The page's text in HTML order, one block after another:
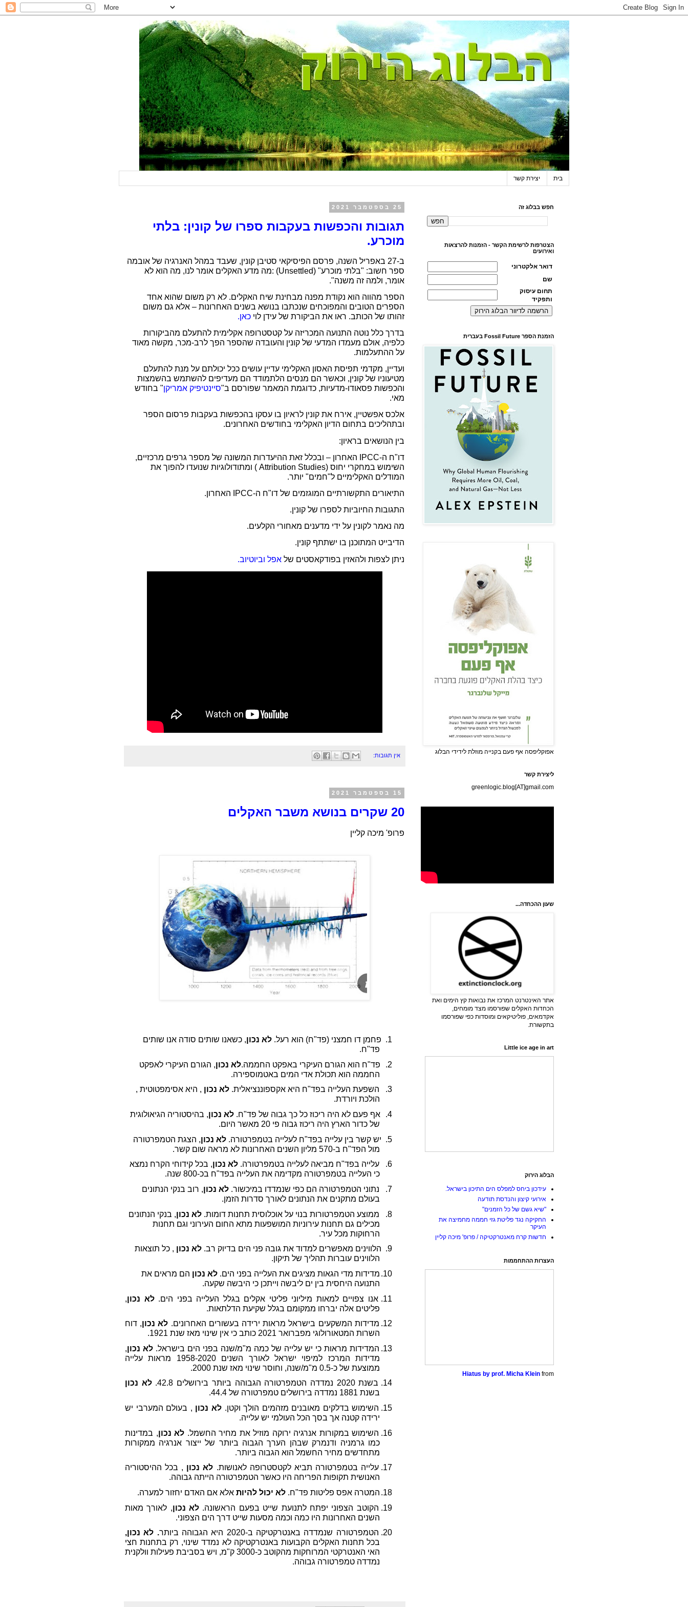
בית יצירת קשר
25 בספטמבר 2021
תגובות והכפשות בעקבות ספרו של קונין: בלתי
מוכרע.
ב-27 באפריל השנה, פרסם הפיסיקאי סטיבן קונין, שעבד במהל האנרגיה של אובמה
ספר חשוב: "בלתי מוכרע" (Unsettled) :מה מדע האקלים אומר לנו, מה הוא לא
אומר, ולמה זה משנה".
הספר מהווה הוא נקודת מפנה מבחינת שיח האקלים. לא רק משום שהוא אחד
הספרים הטובים והמפוכחים שנכתבו בנושא בשנים האחרונות – אלא גם משום
זהותו של הכותב. ראו את הביקורת של עידן לוי כאן.
בדרך כלל נוטה התנועה המכריזה על קטסטרופה אקלימית להתעלם מהביקורות
כלפיה, אולם מעמדו המדעי של קונין והעובדה שהספר הפך לרב-מכר, מקשה מאוד
על ההתעלמות.
ועדיין, מקדמי תפיסת האסון האקלימי עדיין עושים ככל יכולתם על מנת להתעלם
מטיעוניו של קונין, וכאשר הם מנסים הלתמודד הם מעדיפים להשתמש בהשמצות
והכפשות פסאודו-מדעיות, כדוגמת המאמר שפורסם ב"סיינטיפיק אמריקן" בחודש
מאי.
אלכס אפשטיין, אירח את קונין לראיון בו עסקו בהכפשות בעקבות פרסום הספר
ובתהליכים בתחום הדיון האקלימי בחודשים האחרונים.
בין הנושאים בראיון:
דו"ח ה-IPCC
האחרון – ובכלל זאת ההיעדרות המשונה של מספר גרפים מרכזיים,
השימוש במחקרי יחוס (Attribution Studies ) ומתודולוגיות שנועדו להפוך את
המודלים האקלימיים ל"חמים" יותר.
התיאורים התקשורתיים המוגזמים של דו"ח ה-IPCC
האחרון.
התגובות החיוביות לספרו של קונין.
מה נאמר לקונין על ידי מדענים מאחורי הקלעים.
הדיבייט המתוכנן בו ישתתף קונין.
ניתן לצפות ולהאזין בפודקאסטים של אפל וביוטיוב.
אין תגובות:
15 בספטמבר 2021
20 שקרים בנושא משבר האקלים
פרופ' מיכה קליין
1. פחמן דו חמצני (פד"ח) הוא רעל. לא נכון, כשאנו שותים סודה אנו שותים
פד"ח.
2.
פד"ח הוא הגורם העיקרי באפקט החממה.לא נכון, הגורם העיקרי לאפקט
החממה הוא תכולת אדי המים באטמוספירה.
3.
השפעת העלייה בפד"ח היא אקספוננציאלית. לא נכון , היא אסימפטוטית ,
הולכת ויורדת.
4.
אף פעם לא היה ריכוז כל כך גבוה של פד"ח. לא נכון, בהיסטוריה הגיאולוגית
של כדור הארץ היה ריכוז גבוה פי 20 מאשר היום.
5.
יש קשר בין עלייה בפד"ח לעלייה בטמפרטורה. לא נכון, הצגת הטמפרטורה
מול הפד"ח ב-570 מליון השנים האחרונות לא מראה שום קשר.
6.
עלייה בפד"ח מביאה לעלייה בטמפרטורה. לא נכון, בכל קידוחי הקרח נמצא
כי העלייה בטמפרטורה מקדימה את העלייה בפד"ח בכ-800 שנה.
7.
נתוני הטמפרטורה הם כפי שנמדדו במיכשור. לא נכון, רוב בנקי הנתונים
בעולם מתקנים את הנתונים לאורך סדרות הזמן.
8.
ממוצע הטמפרטורות בנוי על אוכלוסית תחנות דומות. לא נכון, בנקי הנתונים
מכילים גם תחנות עירוניות המושפעות מתא החום העירוני וגם תחנות
הרחוקות מכל עיר.
9.
הלווינים מאפשרים למדוד את גובה פני הים בדיוק רב. לא נכון , כל תוצאות
הלווינים עוברות תהליך של תיקון.
10. מדידות מדי הגאות מציגים את העלייה בפני הים. לא נכון הם מראים את
התנועה היחסית בין ים ליבשה וייתכן כי היבשה שקעה.
11.
אנו צפויים למאות מיליוני פליטי אקלים בגלל העלייה בפני הים.לא נכון,
פליטים אלה יברחו ממקומם בגלל שקיעת הדלתאות.
12. מדידות המשקעים בישראל מראות ירידה בעשורים האחרונים. לא נכון, דוח
השרות המטאורולוגי מפברואר 2021 כותב כי אין שינוי מאז שנת 1921.
13. המדידות מראות כי יש עלייה של כמה מ"מ/שנה בפני הים בישראל. לא נכון,
מדידות המרכז למיפוי ישראל לאורך השנים 1958-2020 מראות עלייה
ממוצעת של כ-0.5 מ"מ/שנה, וחוסר שינוי מאז שנת 2000.
14.
בשנת 2020 נמדדה הטמפרטורה הגבוהה ביותר בירושלים 42.8.
לא נכון
בשנת 1881 נמדדה בירושלים טמפרטורה של 44.4.
15. השימוש בדלקים מאובנים מזהמים הולך וקטן.לא נכון , בעולם המערבי יש
ירידה קטנה אך בסך הכל העולמי יש עלייה.
16. השימוש במקורות אנרגיה ירוקה מוזיל את מחיר החשמל. לא נכון, במדינות
כמו גרמניה ודנמרק שבהן הערך הגבוה ביותר של ייצור אנרגיה ממקורות
מתחדשים מחיר החשמל הוא הגבוה ביותר.
17. עלייה בטמפרטורה תביא לקטסטרופה לאנושות. לא נכון , בכל ההיסטוריה
האנושית תקופות הפריחה היו כאשר הטמפרטורה הייתה גבוהה.
18. המטרה אפס פליטות פד"ח. לא יכול להיות אלא אם האדם יחזור למערה.
19. הקוטב הצפוני יפתח לתנועת שייט בפעם הראשונה. לא נכון, לאורך מאות
השנים האחרונות היו כמה וכמה מסעות שייט דרך הים הצפוני.
20. הטמפרטורה שנמדדה באנטרקטיקה ב-2020 היא הגבוהה ביותר
. לא נכון,
בכל תחנות האקלים הקבועות באנטרקטיקה לא נמדד שינוי, רק בתחנות חצי
האי האנטרקטי המרוחקות מהקוטב כ-3000 ק"מ, ויש בסביבת פעילות וולקנית
נמדדה טמפרטורה גבוהה.
חפש בבלוג זה
הצטרפות לרשימת הקשר - הזמנות להרצאות
ואירועים
דואר אלקטרוני
שם
תחום עיסוק
ותפקיד
הזמנת הספר Fossil Future בעברית
אפוקליפסה אף פעם בקנייה מוזלת לידידי הבלוג
ליצירת קשר
greenlogic.blog[AT]gmail.com
שעון ההכחדה...
אתר האינטרנט המרכז את נבואות קץ הימים ואת
הכחדות האקלים שפורסמו מצד מומחים,
אקדמאים, פוליטיקאים ומוסדות כפי שפורסמו
בתקשורת.
Little ice age in art
הבלוג הירוק
עידכון ביחס למפלס הים התיכון בישראל.
אירועי קיצון והנדסת תודעה
"שיא גשם של כל הזמנים"
החקיקה נגד פליטת גזי חממה מחמיצה את
העיקר
חדשות קרח מאנטרקטיקה / פרופ' מיכה קליין
העצרות ההתחממות
Hiatus by prof. Micha Klein from